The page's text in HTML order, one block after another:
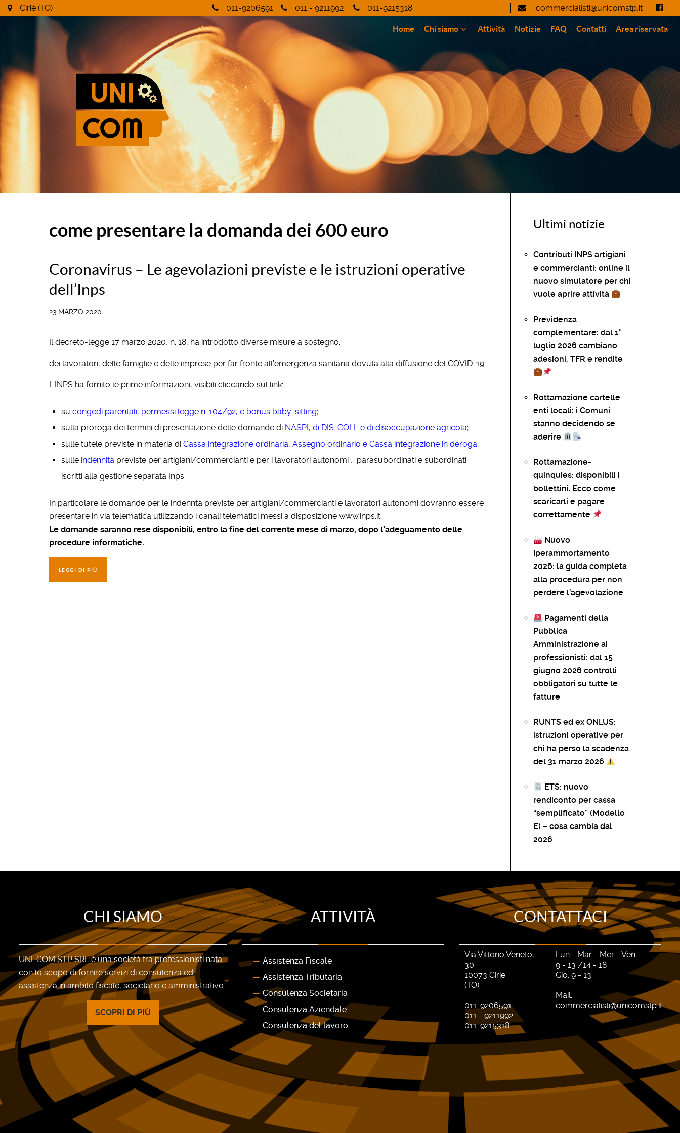
Ciriè (TO) 011-9206591 011 - 9211992 011-9215318 commercialisti@unicomstp.it
Home Chi siamo Attività Notizie FAQ Contatti Area riservata
come presentare la domanda dei 600 euro
Coronavirus – Le agevolazioni previste e le istruzioni operative
dell’Inps
23 MARZO 2020
Il decreto-legge 17 marzo 2020, n. 18, ha introdotto diverse misure a sostegno:
dei lavoratori, delle famiglie e delle imprese per far fronte all’emergenza sanitaria dovuta alla diffusione del COVID-19.
L’INPS ha fornito le prime informazioni, visibili cliccando sul link:
su congedi parentali, permessi legge n. 104/92, e bonus baby-sitting;
sulla proroga dei termini di presentazione delle domande di NASPI, di DIS-COLL e di disoccupazione agricola;
sulle tutele previste in materia di Cassa integrazione ordinaria, Assegno ordinario e Cassa integrazione in deroga;
sulle indennità previste per artigiani/commercianti e per i lavoratori autonomi , parasubordinati e subordinati
iscritti alla gestione separata Inps.
In particolare le domande per le indenntà previste per artigiani/commercianti e lavoratori autonomi dovranno essere
presentare in via telematica utilizzando i canali telematici messi a disposizione www.inps.it.
Le domande saranno rese disponibili, entro la fine del corrente mese di marzo, dopo l’adeguamento delle
procedure informatiche.
LEGGI DI PIÙ
Ultimi notizie
Contributi INPS artigiani
e commercianti: online il
nuovo simulatore per chi
vuole aprire attività
Previdenza
complementare: dal 1°
luglio 2026 cambiano
adesioni, TFR e rendite
Rottamazione cartelle
enti locali: i Comuni
stanno decidendo se
aderire
Rottamazione-
quinquies: disponibili i
bollettini. Ecco come
scaricarli e pagare
correttamente
Nuovo
Iperammortamento
2026: la guida completa
alla procedura per non
perdere l’agevolazione
Pagamenti della
Pubblica
Amministrazione ai
professionisti: dal 15
giugno 2026 controlli
obbligatori su tutte le
fatture
RUNTS ed ex ONLUS:
istruzioni operative per
chi ha perso la scadenza
del 31 marzo 2026
ETS: nuovo
rendiconto per cassa
“semplificato” (Modello
E) – cosa cambia dal
2026
CHI SIAMO
UNI-COM STP SRL è una società tra professionisti nata
con lo scopo di fornire servizi di consulenza ed
assistenza in ambito fiscale, societario e amministrativo.
SCOPRI DI PIÙ
ATTIVITÀ
Assistenza Fiscale
Assistenza Tributaria
Consulenza Societaria
Consulenza Aziendale
Consulenza del lavoro
CONTATTACI
Via Vittorio Veneto,
30
10073 Ciriè
(TO)
011-9206591
011 - 9211992
011-9215318
Lun - Mar - Mer - Ven:
9 - 13 /14 - 18
Gio: 9 - 13
Mail:
commercialisti@unicomstp.it